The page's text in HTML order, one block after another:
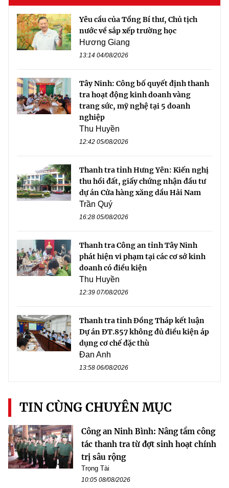
Yêu cầu của Tổng Bí thư, Chủ tịch
nước về sắp xếp trường học
Hương Giang
13:14 04/08/2026
Tây Ninh: Công bố quyết định thanh
tra hoạt động kinh doanh vàng
trang sức, mỹ nghệ tại 5 doanh
nghiệp
Thu Huyền
12:42 05/08/2026
Thanh tra tỉnh Hưng Yên: Kiến nghị
thu hồi đất, giấy chứng nhận đầu tư
dự án Cửa hàng xăng dầu Hải Nam
Trần Quý
16:28 05/08/2026
Thanh tra Công an tỉnh Tây Ninh
phát hiện vi phạm tại các cơ sở kinh
doanh có điều kiện
Thu Huyền
12:39 07/08/2026
Thanh tra tỉnh Đồng Tháp kết luận
Dự án ĐT.857 không đủ điều kiện áp
dụng cơ chế đặc thù
Đan Anh
13:58 06/08/2026
TIN CÙNG CHUYÊN MỤC
Công an Ninh Bình: Nâng tầm công
tác thanh tra từ đợt sinh hoạt chính
trị sâu rộng
Trọng Tài
10:05 08/08/2026